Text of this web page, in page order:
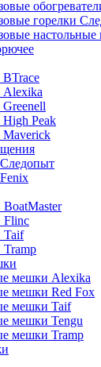
горелки
Alexika
Peak
Maverick
Flinc
Taif
мешки Alexika
мешки Red Fox
мешки Taif
мешки Tengu
мешки Tramp